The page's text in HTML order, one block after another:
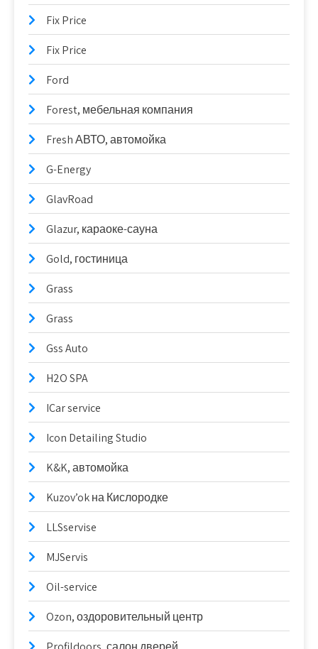
Fix Price
Fix Price
Ford
Forest, мебельная компания
Fresh АВТО, автомойка
G-Energy
GlavRoad
Glazur, караоке-сауна
Gold, гостиница
Grass
Grass
Gss Auto
H2O SPA
ICar service
Icon Detailing Studio
K&K, автомойка
Kuzov’ok на Кислородке
LLSservise
MJServis
Oil-service
Ozon, оздоровительный центр